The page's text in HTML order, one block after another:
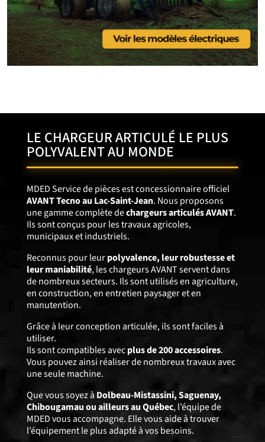
LE CHARGEUR ARTICULÉ LE PLUS
POLYVALENT AU MONDE
MDED Service de pièces est concessionnaire officiel
AVANT Tecno au Lac-Saint-Jean. Nous proposons
une gamme complète dechargeurs articulés AVANT.
Ils sont conçus pour les travaux agricoles,
municipaux et industriels.
Reconnus pour leurpolyvalence, leur robustesse et
leur maniabilité, les chargeurs AVANT servent dans
de nombreux secteurs. Ils sont utilisés en agriculture,
en construction, en entretien paysager et en
manutention.
Grâce à leur conception articulée, ils sont faciles à
utiliser.
Ils sont compatibles avecplus de 200 accessoires.
Vous pouvez ainsi réaliser de nombreux travaux avec
une seule machine.
Que vous soyez à Dolbeau-Mistassini, Saguenay,
Chibougamau ou ailleurs au Québec, l’équipe de
MDED vous accompagne. Elle vous aide à trouver
l’équipement le plus adapté à vos besoins.